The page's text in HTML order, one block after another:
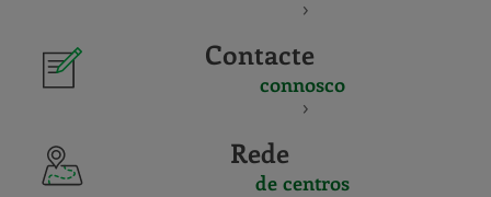
Contacte
connosco
Rede
de centros